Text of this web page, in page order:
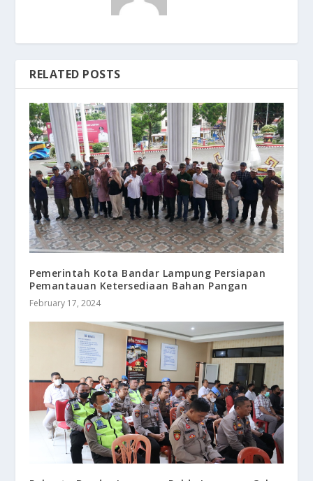
RELATED POSTS
Pemerintah Kota Bandar Lampung Persiapan
Pemantauan Ketersediaan Bahan Pangan
February 17, 2024